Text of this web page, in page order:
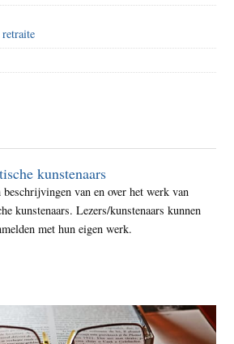
kunstenaars
van en over het werk van
kunstenaars. Lezers/kunstenaars kunnen
met hun eigen werk.